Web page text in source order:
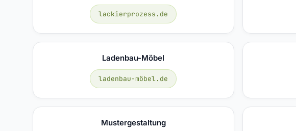
lackierprozess.de
Ladenbau-Möbel
ladenbau-möbel.de
Mustergestaltung